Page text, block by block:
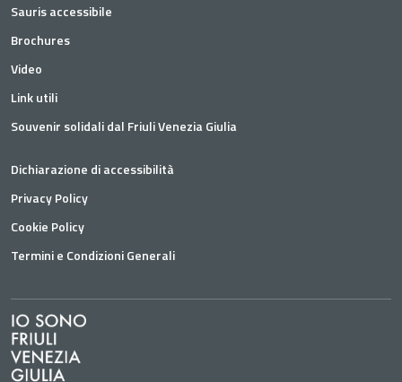
Sauris accessibile
Brochures
Video
Link utili
Souvenir solidali dal Friuli Venezia Giulia
Dichiarazione di accessibilità
Privacy Policy
Cookie Policy
Termini e Condizioni Generali